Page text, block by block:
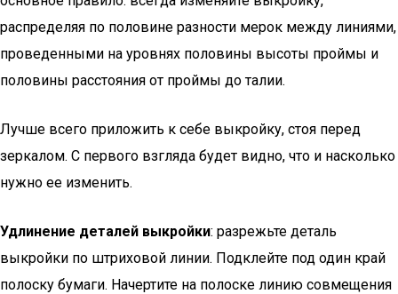
распределяя по половине разности мерок между линиями,
проведенными на уровнях половины высоты проймы и
половины расстояния от проймы до талии.
Лучше всего приложить к себе выкройку, стоя перед
зеркалом. С первого взгляда будет видно, что и насколько
нужно ее изменить.
Удлинение деталей выкройки: разрежьте деталь
выкройки по штриховой линии. Подклейте под один край
полоску бумаги. Начертите на полоске линию совмещения